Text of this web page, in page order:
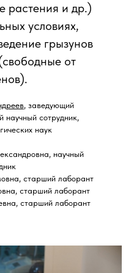
растения и др.)
условиях,
грызунов
от
, заведующий
научный сотрудник,
наук
научный
старший лаборант
старший лаборант
старший лаборант